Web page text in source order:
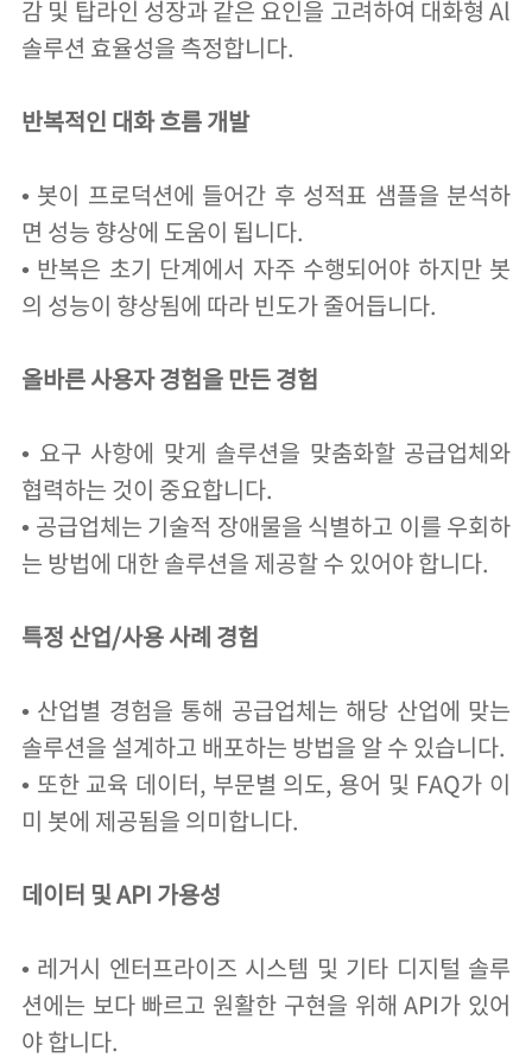
감 및 탑라인 성장과 같은 요인을 고려하여 대화형 Al
솔루션 효율성을 측정합니다.
반복적인 대화 흐름 개발
• 봇이 프로덕션에 들어간 후 성적표 샘플을 분석하
면 성능 향상에 도움이 됩니다.
• 반복은 초기 단계에서 자주 수행되어야 하지만 봇
의 성능이 향상됨에 따라 빈도가 줄어듭니다.
올바른 사용자 경험을 만든 경험
• 요구 사항에 맞게 솔루션을 맞춤화할 공급업체와
협력하는 것이 중요합니다.
• 공급업체는 기술적 장애물을 식별하고 이를 우회하
는 방법에 대한 솔루션을 제공할 수 있어야 합니다.
특정 산업/사용 사례 경험
• 산업별 경험을 통해 공급업체는 해당 산업에 맞는
솔루션을 설계하고 배포하는 방법을 알 수 있습니다.
• 또한 교육 데이터, 부문별 의도, 용어 및 FAQ가 이
미 봇에 제공됨을 의미합니다.
데이터 및 API 가용성
• 레거시 엔터프라이즈 시스템 및 기타 디지털 솔루
션에는 보다 빠르고 원활한 구현을 위해 API가 있어
야 합니다.